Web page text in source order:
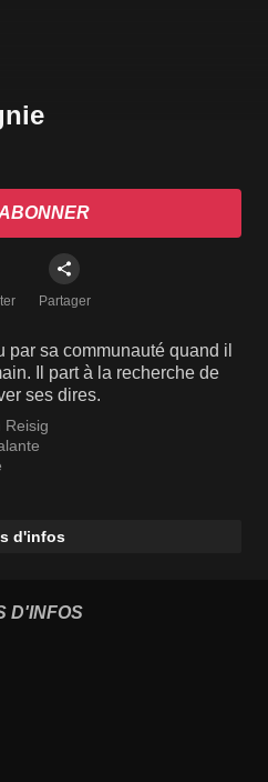
Partager
par sa communauté quand il
Il part à la recherche de
ses dires.
Reisig
d'infos
D'INFOS